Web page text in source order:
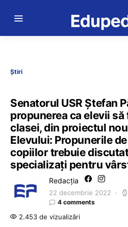
Știri
Senatorul USR Ștefan
propunerea ca elevii
clasei, din proiectul
Elevului: Propunerile
copiilor trebuie
specializați pentru
Redacția
22 decembrie 2022
4 comments
2.453 de vizualizări